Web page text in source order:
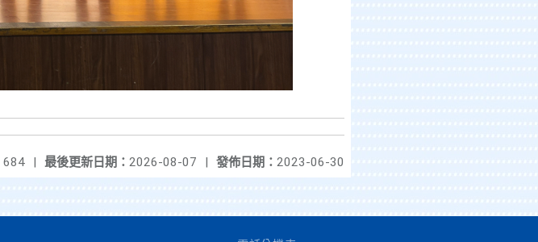
發佈日期： 2023-06-30
最後更新日期： 2026-08-07 |
684 |